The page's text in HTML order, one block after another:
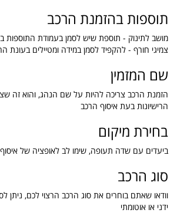
תוספות בהזמנת הרכב
מושב לתינוק - תוספת שיש לסמן בעמודת התוספות
צמיגי חורף - להקפיד לסמן במידה ומטיילים בעונת
שם המזמין
הזמנת הרכב צריכה להיות על שם הנהג, והוא זה
הרישיונות בעת איסוף הרכב
בחירת מיקום
ביעדים עם שדה תעופה, שימו לב לאופציה של
סוג הרכב
וודאו שאתם בוחרים את סוג הרכב הרצוי לכם, ניתן
ידני או אוטומתי